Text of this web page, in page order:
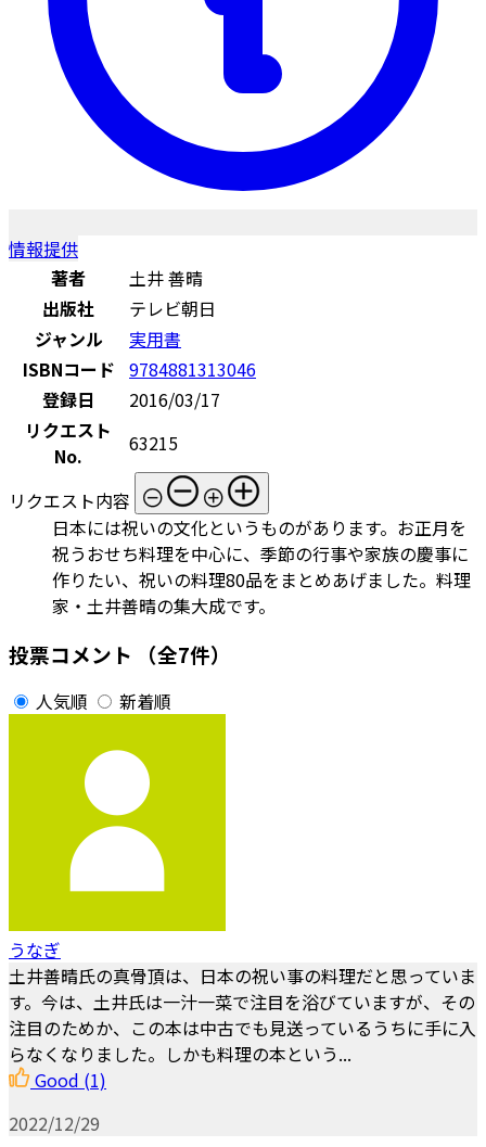
情報提供
著者
土井 善晴
出版社
テレビ朝日
ジャンル
実用書
ISBNコード 9784881313046
登録日
2016/03/17
リクエスト
No.
63215
リクエスト内容
日本には祝いの文化というものがあります。お正月を
祝うおせち料理を中心に、季節の行事や家族の慶事に
作りたい、祝いの料理80品をまとめあげました。料理
家・土井善晴の集大成です。
投票コメント （全7件）
人気順 新着順
うなぎ
土井善晴氏の真骨頂は、日本の祝い事の料理だと思っていま
す。今は、土井氏は一汁一菜で注目を浴びていますが、その
注目のためか、この本は中古でも見送っているうちに手に入
らなくなりました。しかも料理の本という...
Good (1)
2022/12/29